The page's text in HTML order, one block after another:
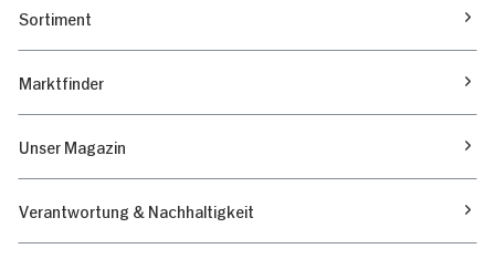
Sortiment
Marktfinder
Unser Magazin
Verantwortung & Nachhaltigkeit